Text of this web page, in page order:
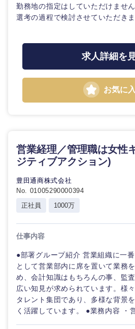
勤務地の指定はしていただけません
選考の過程で検討させていただきま
求人詳細を
お気に
営業経理／管理職は女性
ジティブアクション)
豊田通商株式会社
No. 01005290000394
正社員
1000万
仕事内容
●部署グループ紹介 営業組織に一
として営業部内に席を置いて業務
め、会計知識はもちろんの事、監
広い知見が求められています。様
タレント集団であり、多様な背景
く活躍しています。 ●業務内容 ・